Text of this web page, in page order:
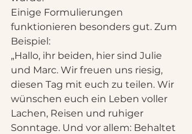
Einige Formulierungen
funktionieren besonders gut. Zum
Beispiel:
„Hallo, ihr beiden, hier sind Julie
und Marc. Wir freuen uns riesig,
diesen Tag mit euch zu teilen. Wir
wünschen euch ein Leben voller
Lachen, Reisen und ruhiger
Sonntage. Und vor allem: Behaltet